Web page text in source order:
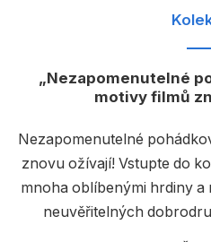
Kuchařky
Počítače
Poezie
Populárně - naučná
Nezapomenutelné
motivy filmů
Nezapomenutelné
znovu ožívají! Vstupte do
mnoha oblíbenými hrdiny a
neuvěřitelných